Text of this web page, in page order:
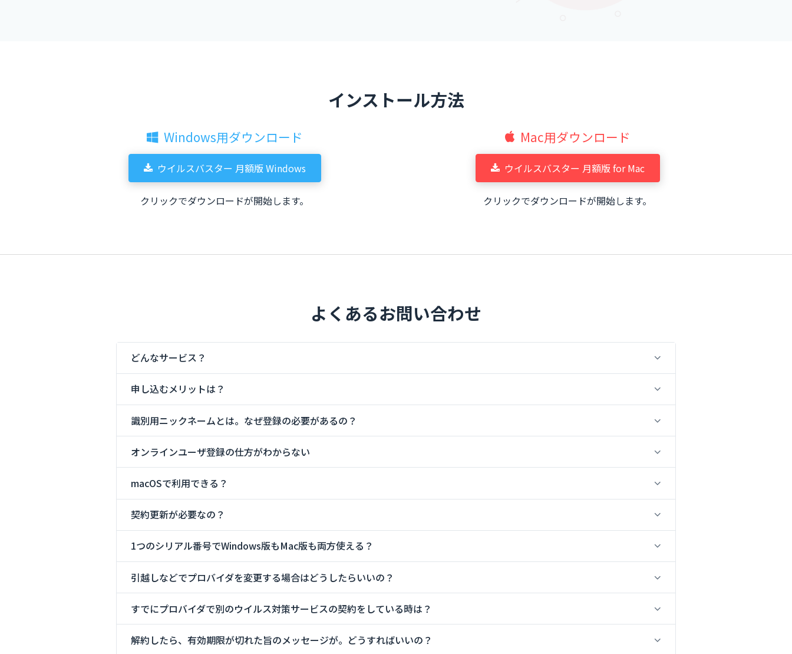
インストール方法
Windows用ダウンロード
ウイルスバスター 月額版 Windows
クリックでダウンロードが開始します。
Mac用ダウンロード
ウイルスバスター 月額版 for Mac
クリックでダウンロードが開始します。
よくあるお問い合わせ
どんなサービス？
申し込むメリットは？
識別用ニックネームとは。なぜ登録の必要があるの？
オンラインユーザ登録の仕方がわからない
macOSで利用できる？
契約更新が必要なの？
1つのシリアル番号でWindows版もMac版も両方使える？
引越しなどでプロバイダを変更する場合はどうしたらいいの？
すでにプロバイダで別のウイルス対策サービスの契約をしている時は？
解約したら、有効期限が切れた旨のメッセージが。どうすればいいの？